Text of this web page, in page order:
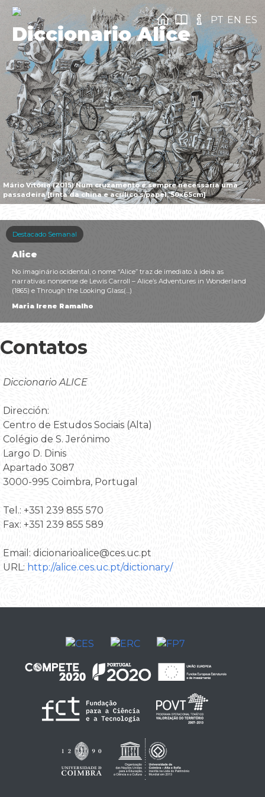
Mário Vitória (2015) Num cruzamento é sempre necessária uma
passadeira [tinta da china e acrílico s/papel, 50x65cm]
Diccionario Alice
PT EN ES
Destacado Semanal
Alice
No imaginário ocidental, o nome “Alice” traz de imediato à ideia as
narrativas nonsense de Lewis Carroll – Alice’s Adventures in Wonderland
(1865) e Through the Looking Glass(...)
Maria Irene Ramalho
Contatos
Diccionario ALICE
Dirección:
Centro de Estudos Sociais (Alta)
Colégio de S. Jerónimo
Largo D. Dinis
Apartado 3087
3000-995 Coimbra, Portugal
Tel.: +351 239 855 570
Fax: +351 239 855 589
Email: dicionarioalice@ces.uc.pt
URL: http://alice.ces.uc.pt/dictionary/